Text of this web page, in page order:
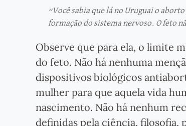
“Você sabia que lá no Uruguai o
formação do sistema nervoso. O feto
Observe que para ela, o limite
do feto. Não há nenhuma
dispositivos biológicos
mulher para que aquela vida
nascimento. Não há nenhum
definidas pela ciência, filosofia,